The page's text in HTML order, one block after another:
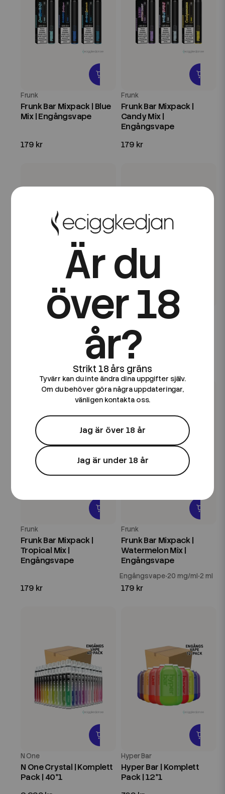
Frunk
Frunk Bar Mixpack | Blue
Mix | Engångsvape
179 kr
Frunk
Frunk Bar Mixpack |
Candy Mix |
Engångsvape
179 kr
Frunk
Strawberry Mix |
Engångsvape
179 kr
Frunk
Frunk Bar Mixpack |
Tropical Mix |
Engångsvape
179 kr
Frunk
Frunk Bar Mixpack |
Watermelon Mix |
Engångsvape
Engångsvape 20 mg/ml 2 ml
179 kr
N One
N One Crystal | Komplett
Pack | 40*1
Hyper Bar
Hyper Bar | Komplett
Pack | 12*1
Är du
över 18
år?
Tyvärr kan du inte ändra dina uppgifter själv.
Om du behöver göra några uppdateringar,
vänligen kontakta oss.
Jag är över 18 år
Jag är under 18 år